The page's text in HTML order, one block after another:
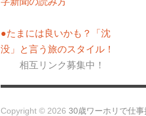
●たまには良いかも？「沈
没」と言う旅のスタイル！
相互リンク募集中！
Copyright © 2026 30歳ワーホリで仕